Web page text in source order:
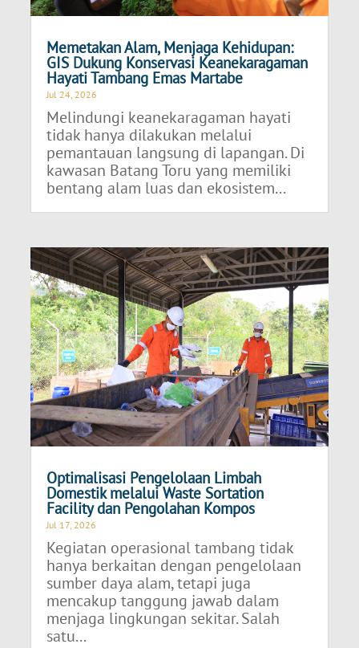
Memetakan Alam, Menjaga Kehidupan:
GIS Dukung Konservasi Keanekaragaman
Hayati Tambang Emas Martabe
Jul 24, 2026
Melindungi keanekaragaman hayati
tidak hanya dilakukan melalui
pemantauan langsung di lapangan. Di
kawasan Batang Toru yang memiliki
bentang alam luas dan ekosistem...
Optimalisasi Pengelolaan Limbah
Domestik melalui Waste Sortation
Facility dan Pengolahan Kompos
Jul 17, 2026
Kegiatan operasional tambang tidak
hanya berkaitan dengan pengelolaan
sumber daya alam, tetapi juga
mencakup tanggung jawab dalam
menjaga lingkungan sekitar. Salah
satu...